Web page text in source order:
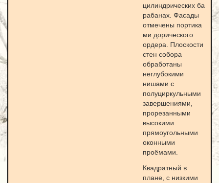
цилиндрических ба
рабанах. Фасады
отмечены портика
ми дорического
ордера. Плоскости
стен собора
обработаны
неглубокими
нишами с
полуциркульными
завершениями,
прорезанными
высокими
прямоугольными
оконными
проёмами.
Квадратный в
плане, с низкими